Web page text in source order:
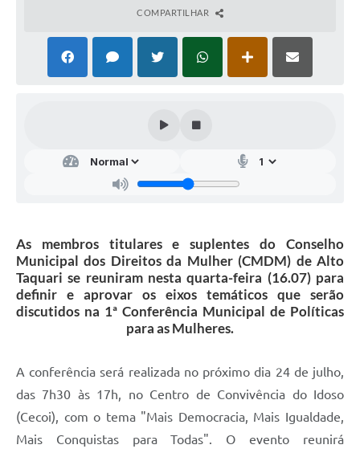
COMPARTILHAR
As membros titulares e suplentes do Conselho
Municipal dos Direitos da Mulher (CMDM) de Alto
Taquari se reuniram nesta quarta-feira (16.07) para
definir e aprovar os eixos temáticos que serão
discutidos na 1ª Conferência Municipal de Políticas
para as Mulheres.
A conferência será realizada no próximo dia 24 de julho,
das 7h30 às 17h, no Centro de Convivência do Idoso
(Cecoi), com o tema "Mais Democracia, Mais Igualdade,
Mais Conquistas para Todas". O evento reunirá